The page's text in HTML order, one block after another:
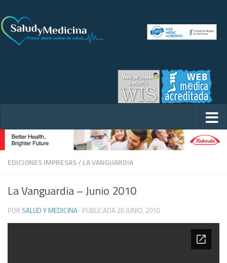
EDICIONES IMPRESAS/LA VANGUARDIA
La Vanguardia – Junio 2010
POR SALUD Y MEDICINA · PUBLICADA 26 JUNIO, 2010